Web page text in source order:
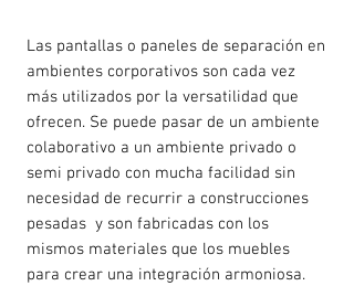
Las pantallas o paneles de separación en
ambientes corporativos son cada vez
más utilizados por la versatilidad que
ofrecen. Se puede pasar de un ambiente
colaborativo a un ambiente privado o
semi privado con mucha facilidad sin
necesidad de recurrir a construcciones
pesadas y son fabricadas con los
mismos materiales que los muebles
para crear una integración armoniosa.